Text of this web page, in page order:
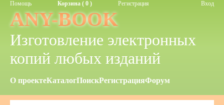
Помощь Корзина ( 0 ) Регистрация Вход
ANY-BOOK
Изготовление электронных
копий любых изданий
О проектеКаталогПоискРегистрацияФорум